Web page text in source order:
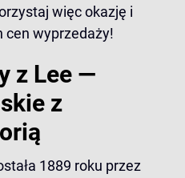
więc okazję i
cen wyprzedaży!
z Lee —
z
1889 roku przez